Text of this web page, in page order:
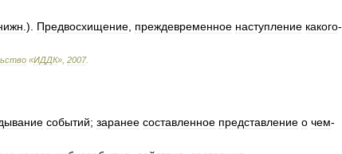
.). Предвосхищение преждевременное наступление какого-
«ИДДК» 2007.
событий; заранее составленное представление о чем-